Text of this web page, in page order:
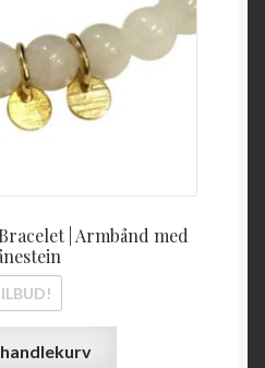
| Armbånd med
handlekurv